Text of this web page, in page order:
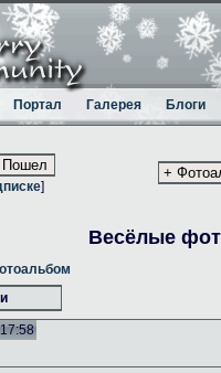
Портал Галерея Блоги
]
Весёлые